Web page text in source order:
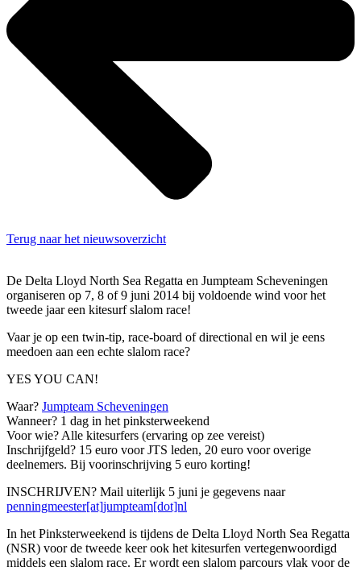
Terug naar het nieuwsoverzicht
De Delta Lloyd North Sea Regatta en Jumpteam Scheveningen
organiseren op 7, 8 of 9 juni 2014 bij voldoende wind voor het
tweede jaar een kitesurf slalom race!
Vaar je op een twin-tip, race-board of directional en wil je eens
meedoen aan een echte slalom race?
YES YOU CAN!
Waar? Jumpteam Scheveningen
Wanneer? 1 dag in het pinksterweekend
Voor wie? Alle kitesurfers (ervaring op zee vereist)
Inschrijfgeld? 15 euro voor JTS leden, 20 euro voor overige
deelnemers. Bij voorinschrijving 5 euro korting!
INSCHRIJVEN? Mail uiterlijk 5 juni je gegevens naar
penningmeester[at]jumpteam[dot]nl
In het Pinksterweekend is tijdens de Delta Lloyd North Sea Regatta
(NSR) voor de tweede keer ook het kitesurfen vertegenwoordigd
middels een slalom race. Er wordt een slalom parcours vlak voor de